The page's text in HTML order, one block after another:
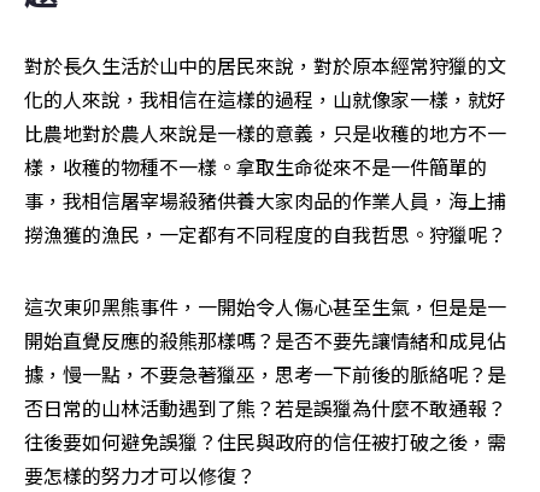
對於長久生活於山中的居民來說，對於原本經常狩獵的文
化的人來說，我相信在這樣的過程，山就像家一樣，就好
比農地對於農人來說是一樣的意義，只是收穫的地方不一
樣，收穫的物種不一樣。拿取生命從來不是一件簡單的
事，我相信屠宰場殺豬供養大家肉品的作業人員，海上捕
撈漁獲的漁民，一定都有不同程度的自我哲思。狩獵呢？
這次東卯黑熊事件，一開始令人傷心甚至生氣，但是是一
開始直覺反應的殺熊那樣嗎？是否不要先讓情緒和成見佔
據，慢一點，不要急著獵巫，思考一下前後的脈絡呢？是
否日常的山林活動遇到了熊？若是誤獵為什麼不敢通報？
往後要如何避免誤獵？住民與政府的信任被打破之後，需
要怎樣的努力才可以修復？